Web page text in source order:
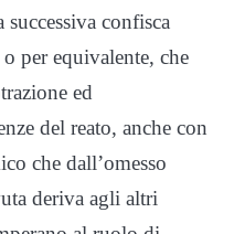
confisca
per equivalente, che
ed
del reato, anche con
che dall’omesso
deriva agli altri